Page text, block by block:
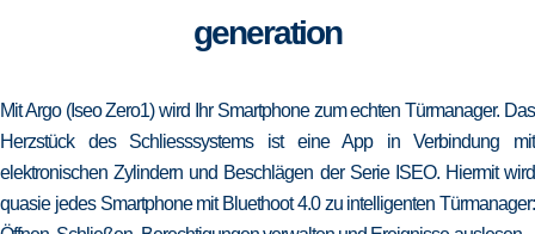
generation
Mit Argo (Iseo Zero1) wird Ihr Smartphone zum echten Türmanager. Das
Herzstück des Schliesssystems ist eine App in Verbindung mit
elektronischen Zylindern und Beschlägen der Serie ISEO. Hiermit wird
quasie jedes Smartphone mit Bluethoot 4.0 zu intelligenten Türmanager: